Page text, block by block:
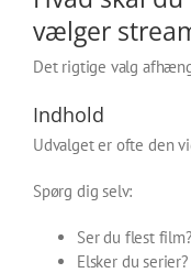
vælger
Det rigtige valg
Indhold
Udvalget er ofte den
Spørg dig selv:
Ser du flest film?
Elsker du serier?